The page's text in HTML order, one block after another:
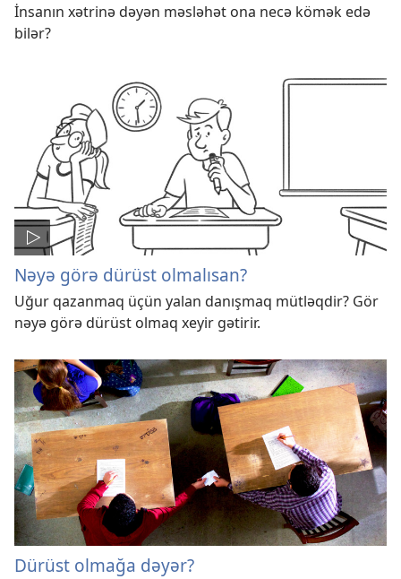
İnsanın xətrinə dəyən məsləhət ona necə kömək edə
bilər?
Nəyə görə dürüst olmalısan?
Uğur qazanmaq üçün yalan danışmaq mütləqdir? Gör
nəyə görə dürüst olmaq xeyir gətirir.
Dürüst olmağa dəyər?